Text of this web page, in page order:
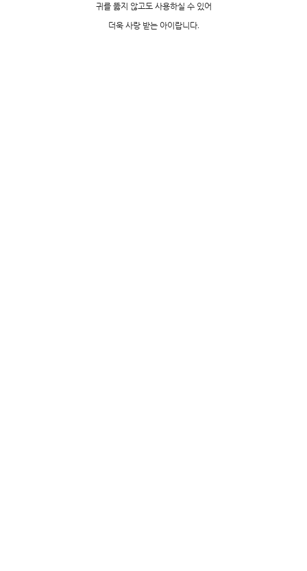
귀를 뚫지 않고도 사용하실 수 있어
더욱 사랑 받는 아이랍니다.